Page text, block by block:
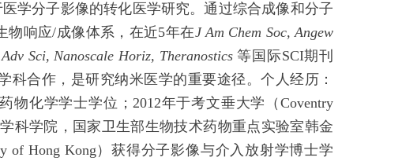
学分子影像的转化医学研究。通过综合成像和分子
物响应/成像体系，在近5年在J Am Chem Soc, Angew
Sci, Nanoscale Horiz, Theranostics等国际SCI期刊
合作，是研究纳米医学的重要途径。 个人经历：
物化学学士学位；2012年于考文垂大学（Coventry
科学院，国家卫生部生物技术药物重点实验室韩金
of Hong Kong）获得分子影像与介入放射学博士学